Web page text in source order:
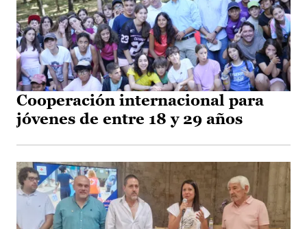
Cooperación internacional para
jóvenes de entre 18 y 29 años